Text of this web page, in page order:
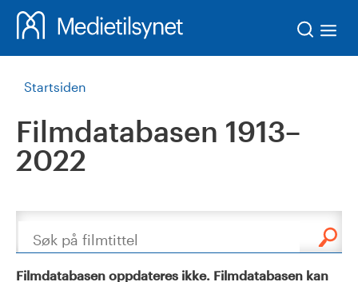
Startsiden
Filmdatabasen 1913–
2022
Søk
Filmdatabasen oppdateres ikke. Filmdatabasen kan